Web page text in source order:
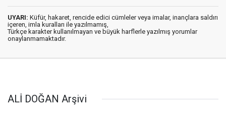
UYARI: Küfür, hakaret, rencide edici cümleler veya imalar, inançlara saldırı
içeren, imla kuralları ile yazılmamış,
Türkçe karakter kullanılmayan ve büyük harflerle yazılmış yorumlar
onaylanmamaktadır.
ALİ DOĞAN Arşivi